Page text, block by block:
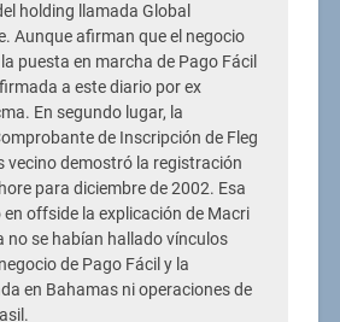
holding llamada Global
Aunque afirman que el negocio
puesta en marcha de Pago Fácil
a este diario por ex
En segundo lugar, la
de Inscripción de Fleg
vecino demostró la registración
para diciembre de 2002. Esa
offside la explicación de Macri
no se habían hallado vínculos
de Pago Fácil y la
en Bahamas ni operaciones de